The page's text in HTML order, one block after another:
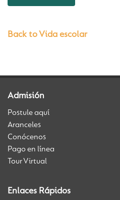
Back to Vida escolar
Admisión
Postule aquí
Aranceles
Conócenos
Pago en línea
Tour Virtual
Enlaces Rápidos